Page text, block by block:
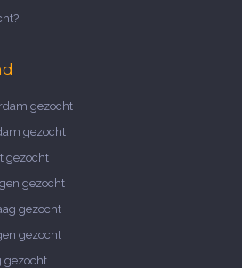
gezocht
gezocht
gezocht
gezocht
gezocht
gezocht
gezocht